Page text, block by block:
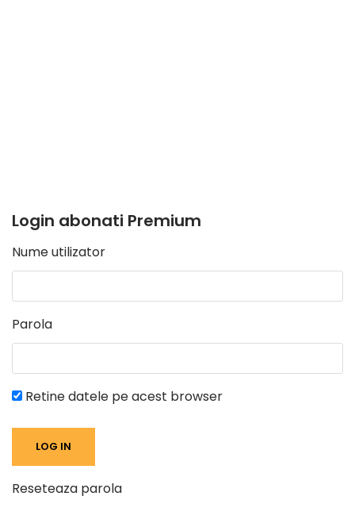
Login abonati Premium
Nume utilizator
Parola
Retine datele pe acest browser
Reseteaza parola